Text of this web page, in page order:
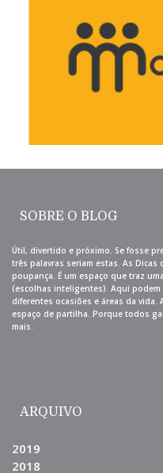
SOBRE O BLOG
Útil, divertido e próximo. Se fosse
três palavras seriam estas. As
poupança. É um espaço que traz
(escolhas inteligentes). Aqui
diferentes ocasiões e áreas da vida.
espaço de partilha. Porque todos
mais.
ARQUIVO
2019
2018